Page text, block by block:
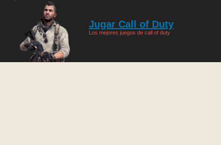
Jugar Call of Duty
Los mejores juegos de call of duty